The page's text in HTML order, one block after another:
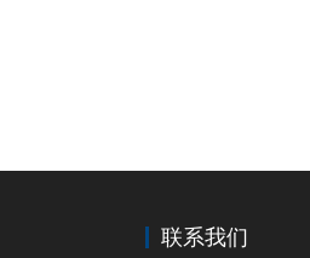
联系我们